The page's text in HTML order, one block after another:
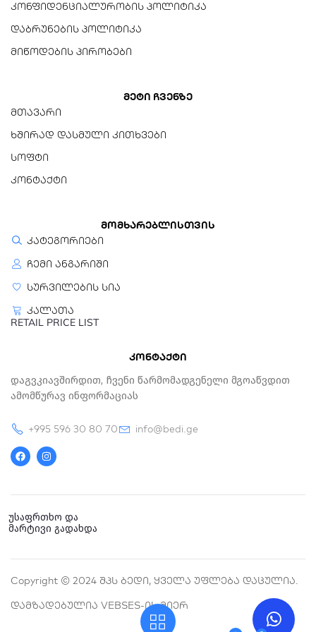
კაბელის მახასიათებლები
ცალმხრივი კავშირი,
მახასიათებლები
კონფიდენციალურობის პოლიტიკა
დაბრუნების პოლიტიკა
მიწოდების პირობები
მეტი ჩვენზე
მთავარი
ხშირად დასმული კითხვები
სოფტი
კონტაქტი
მომხარებლისთვის
კატეგორიები
ჩემი ანგარიში
სურვილების სია
კალათა
RETAIL PRICE LIST
კონტაქტი
Დაგვკიავშირდით, Ჩვენი Წარმომადგენელი Მგოაწვდით
Ამომწურავ Ინფორმაციას
+995 596 30 80 70
info@bedi.ge
a
c
e
o
n
s
t
r
m
უსაფრთხო და
მარტივი გადახდა
Copyright © 2024 Შპს Ბედი, Ყველა Უფლება Დაცულია.
Დამზადებულია VEBSES-Ის Მიერ